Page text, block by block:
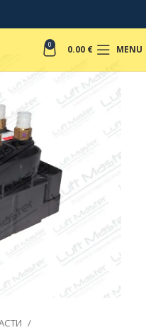
0 0.00 € MENU